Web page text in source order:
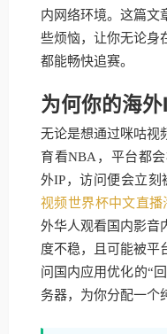
内网络环境。这篇文
些烦恼，让你无论身
都能畅快追赛。
为何你的海
无论是想通过咪咕视
育看NBA，平台都
外IP，访问便会立刻
视频世界杯中文直播
外华人观看国内影音
度不稳，且可能被平
问国内应用优化的“
务器，为你分配一个